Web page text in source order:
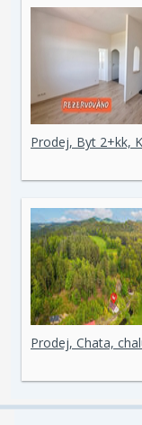
Prodej, Byt 2+kk,
Prodej, Chata,